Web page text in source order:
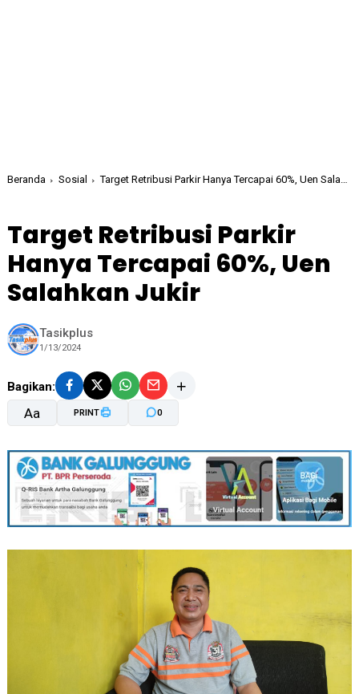
Beranda Sosial Target Retribusi Parkir Hanya Tercapai 60%, Uen Salahkan Jukir
Target Retribusi Parkir
Hanya Tercapai 60%, Uen
Salahkan Jukir
Tasikplus
1/13/2024
Bagikan:
Aa
A-
PRINT 0